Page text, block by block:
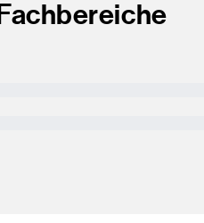
Fachbereiche